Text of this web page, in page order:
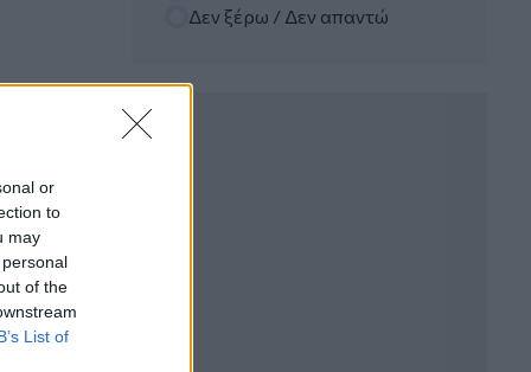
or
to
may
of the
List of
Forum: Ένα στα πέντε καινοτόμα
φάρμακα φτάνει τελικά στην Ελλάδα
Δεν ξέρω / Δεν απαντώ